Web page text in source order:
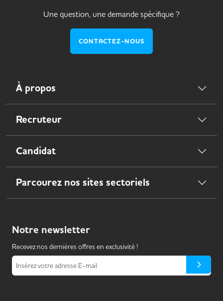
Une question, une demande spécifique ?
CONTACTEZ-NOUS
À propos
Recruteur
Candidat
Parcourez nos sites sectoriels
Notre newsletter
Recevez nos dernières offres en exclusivité !
Insérez votre adresse E-mail